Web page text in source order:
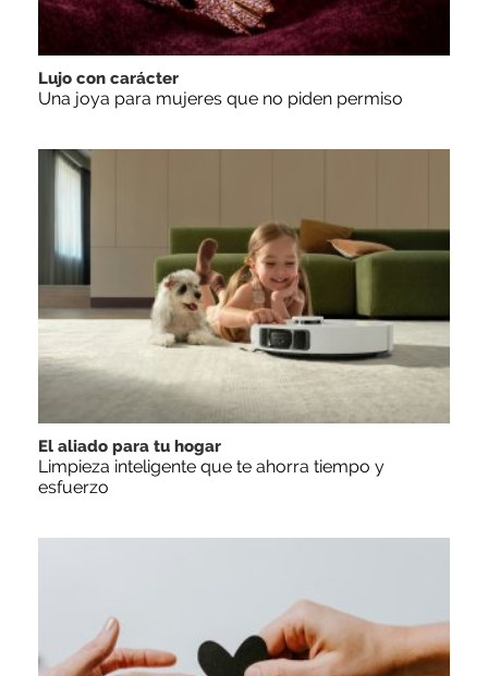
Lujo con carácter
Una joya para mujeres que no piden permiso
El aliado para tu hogar
Limpieza inteligente que te ahorra tiempo y
esfuerzo